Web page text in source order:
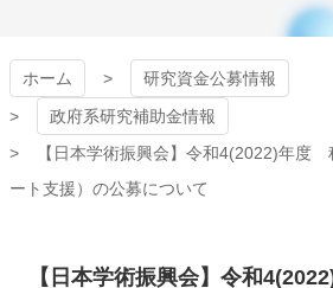
ホーム
研究資金公募情報
政府系研究補助金情報
【日本学術振興会】令和4(2022)年度
ート支援）の公募について
【日本学術振興会】令和